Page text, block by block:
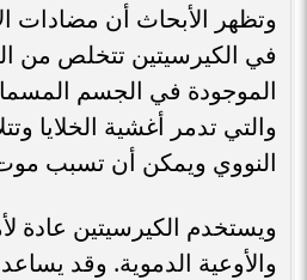
وتظهر الأبحاث أن مضادات
في الكيرسيتين تتخلص من
الموجودة في الجسم
والتي تدمر أغشية الخلايا
النووي ويمكن أن تسبب موت
ويستخدم الكيرسيتين عادة
والأوعية الدموية. وقد